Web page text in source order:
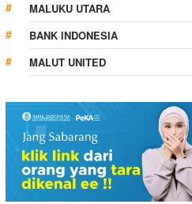
MALUKU UTARA
BANK INDONESIA
MALUT UNITED